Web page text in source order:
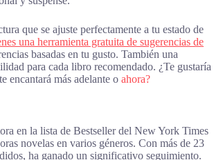
que se ajuste perfectamente a tu estado de
una herramienta gratuita de sugerencias de
basadas en tu gusto. También una
para cada libro recomendado. ¿Te gustaría
encantará más adelante o ahora?
en la lista de Bestseller del New York Times
novelas en varios géneros. Con más de 23
ha ganado un significativo seguimiento.